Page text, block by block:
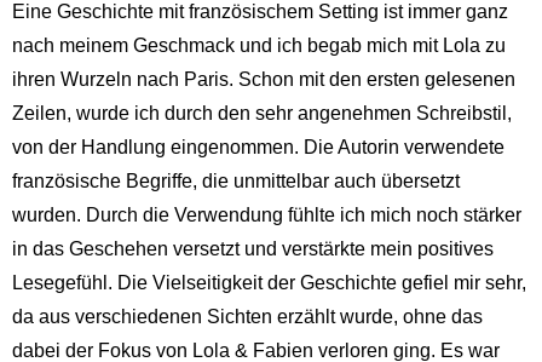
Eine Geschichte mit französischem Setting ist immer ganz
nach meinem Geschmack und ich begab mich mit Lola zu
ihren Wurzeln nach Paris. Schon mit den ersten gelesenen
Zeilen, wurde ich durch den sehr angenehmen Schreibstil,
von der Handlung eingenommen. Die Autorin verwendete
französische Begriffe, die unmittelbar auch übersetzt
wurden. Durch die Verwendung fühlte ich mich noch stärker
in das Geschehen versetzt und verstärkte mein positives
Lesegefühl. Die Vielseitigkeit der Geschichte gefiel mir sehr,
da aus verschiedenen Sichten erzählt wurde, ohne das
dabei der Fokus von Lola & Fabien verloren ging. Es war